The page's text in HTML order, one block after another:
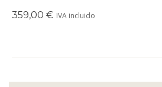
359,00 € IVA incluido